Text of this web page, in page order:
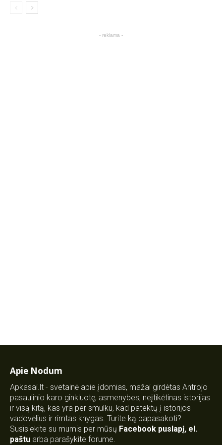
- reklama -
Apie Nodum
Apkasai.lt - svetainė apie įdomias, mažai girdėtas Antrojo
pasaulinio karo ginkluotę, asmenybes, neįtikėtinas istorijas
ir visą kitą, kas yra per smulku, kad patektų į istorijos
vadovėlius ir rimtas knygas. Turite ką papasakoti?
Susisiekite su mumis per mūsų Facebook puslapį, el.
paštu arba parašykite forume.